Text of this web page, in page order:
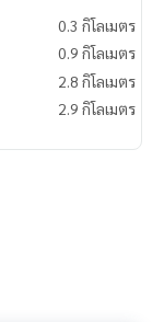
0.3 กิโลเมตร
0.9 กิโลเมตร
2.8 กิโลเมตร
2.9 กิโลเมตร